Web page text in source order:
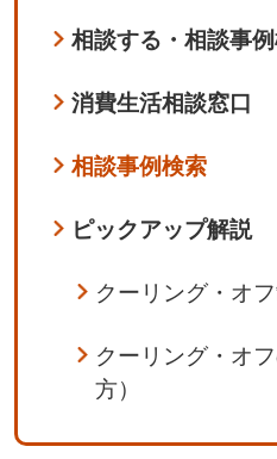
相談する・相談事
消費生活相談窓口
相談事例検索
ピックアップ解説
クーリング・オ
クーリング・オ
方）